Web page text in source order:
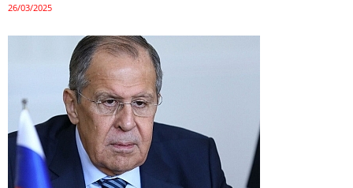
26/03/2025